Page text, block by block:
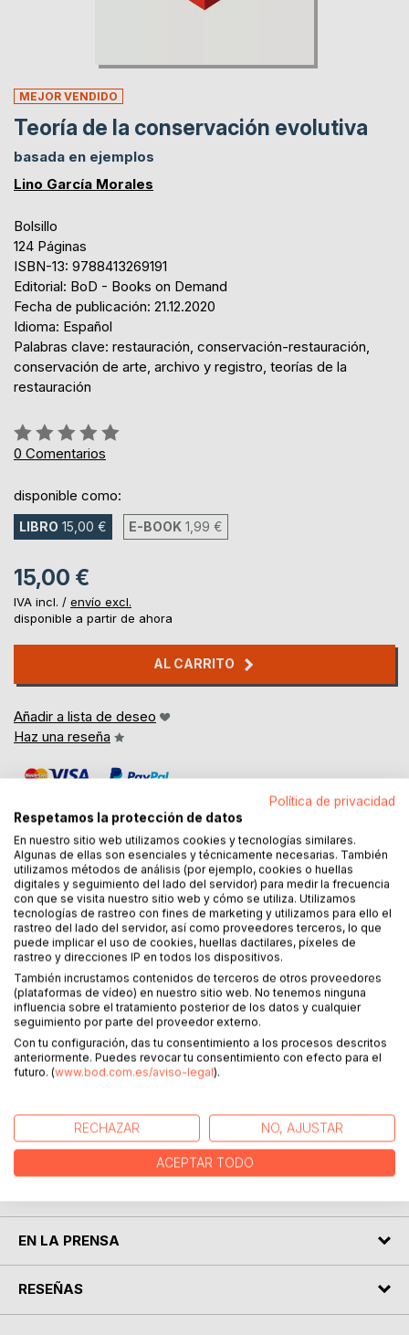
MEJOR VENDIDO
Teoría de la conservación evolutiva
basada en ejemplos
Lino García Morales
Bolsillo
124 Páginas
ISBN-13: 9788413269191
Editorial: BoD - Books on Demand
Fecha de publicación: 21.12.2020
Idioma: Español
Palabras clave: restauración, conservación-restauración,
conservación de arte, archivo y registro, teorías de la
restauración
Rating:
0%
0 Comentarios
disponible como:
LIBRO 15,00 € E-BOOK 1,99 €
15,00 €
IVA incl. / envío excl.
disponible a partir de ahora
AL CARRITO
Añadir a lista de deseo
Haz una reseña
DESCRIPCIÓN
Las teorías de la Restauración se muestran como
diferentes puntos de vista para la Restauración del Arte; sin
embargo, esto supone cometer un error de tipificación
lógica porque, aunque el arte "tradicional", el arte
contemporáneo, el arte de los nuevos medios, y cualquier
práctica artística sea considerada Arte, desde el punto de
vista de la Restauración se trata de cosas diferentes.
En este libro se abordan las paradojas que surgen al
cometer este tipo de error y como evitarlas. Es un
para la comprensión de la teoría de la conservación
evolutiva.
EN LA PRENSA
RESEÑAS
Política de privacidad
Respetamos la protección de datos
En nuestro sitio web utilizamos cookies y tecnologías similares.
Algunas de ellas son esenciales y técnicamente necesarias. También
utilizamos métodos de análisis (por ejemplo, cookies o huellas
digitales y seguimiento del lado del servidor) para medir la frecuencia
con que se visita nuestro sitio web y cómo se utiliza. Utilizamos
tecnologías de rastreo con fines de marketing y utilizamos para ello el
rastreo del lado del servidor, así como proveedores terceros, lo que
puede implicar el uso de cookies, huellas dactilares, píxeles de
rastreo y direcciones IP en todos los dispositivos.
También incrustamos contenidos de terceros de otros proveedores
(plataformas de vídeo) en nuestro sitio web. No tenemos ninguna
influencia sobre el tratamiento posterior de los datos y cualquier
seguimiento por parte del proveedor externo.
Con tu configuración, das tu consentimiento a los procesos descritos
anteriormente. Puedes revocar tu consentimiento con efecto para el
futuro. (www.bod.com.es/aviso-legal).
RECHAZAR NO, AJUSTAR
ACEPTAR TODO